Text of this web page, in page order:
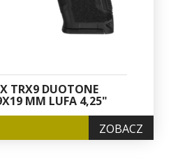
TRX9 DUOTONE
MM LUFA 4,25"
ZOBACZ